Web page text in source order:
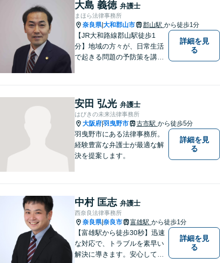
大島 義徳 弁護士
まほら法律事務所
奈良県|大和郡山市 郡山駅 から徒歩1分
【JR大和路線郡山駅徒歩1
分】地域の方々が、日常生活
で起きる問題の予防策を講じ
身近な弁護士を目指していま
す。
詳細を見
る
安田 弘光 弁護士
はびきの未来法律事務所
大阪府 羽曳野市 古市駅 から徒歩5分
羽曳野市にある法律事務所。
経験豊富な弁護士が最適な解
決を提案します。
詳細を見
る
中村 匡志 弁護士
西奈良法律事務所
奈良県|奈良市 富雄駅 から徒歩1分
【富雄駅から徒歩30秒】迅速
な対応で、トラブルを素早い
解決に導きます。安心して話
詳細を見
る